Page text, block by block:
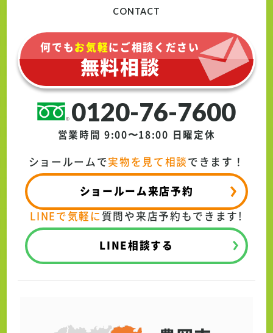
CONTACT
0120-76-7600
営業時間 9:00〜18:00 日曜定休
何でもお気軽にご相談ください
無料相談
LINEで気軽に 質問や来店予約もできます!
LINE相談する
ショールームで実物を見て相談できます！
ショールーム来店予約